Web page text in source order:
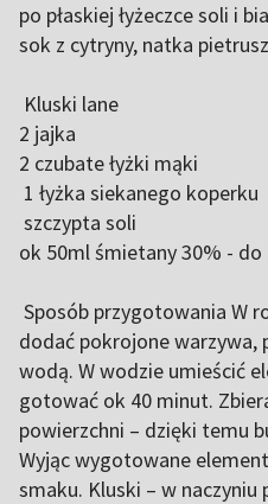
po płaskiej łyżeczce soli i
sok z cytryny, natka
Kluski lane
2 jajka
2 czubate łyżki mąki
1 łyżka siekanego koperku
szczypta soli
ok 50ml śmietany 30% -
Sposób przygotowania W
dodać pokrojone warzywa,
wodą. W wodzie umieścić
gotować ok 40 minut.
powierzchni – dzięki temu
Wyjąc wygotowane
smaku. Kluski – w naczyniu